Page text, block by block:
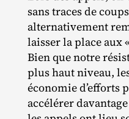
sans traces de
alternativement
laisser la place aux
Bien que notre
plus haut niveau,
économie d’efforts
accélérer